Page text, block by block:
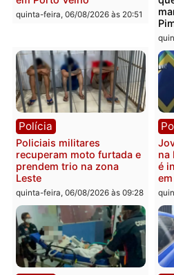
Polícia
Homem é encontrado
morto em residência no
bairro Colina Park em RO
sexta-feira, 07/08/2026 às 09:30